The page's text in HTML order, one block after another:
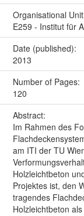
Organisational
E259 - Institut für
Date (published):
2013
Number of Pages:
120
Abstract:
Im Rahmen des
am ITI der TU
Holzleichtbeton
Projektes ist, den
tragendes
Holzleichtbeton